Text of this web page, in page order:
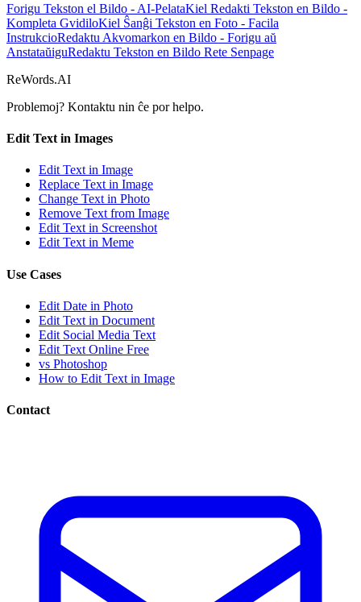
Forigu Tekston el Bildo - AI-PelataKiel Redakti Tekston en Bildo -
Kompleta GvidiloKiel Ŝanĝi Tekston en Foto - Facila
InstrukcioRedaktu Akvomarkon en Bildo - Forigu aŭ
AnstataŭiguRedaktu Tekston en Bildo Rete Senpage
ReWords.AI
Problemoj? Kontaktu nin ĉe por helpo.
Edit Text in Images
Edit Text in Image
Replace Text in Image
Change Text in Photo
Remove Text from Image
Edit Text in Screenshot
Edit Text in Meme
Use Cases
Edit Date in Photo
Edit Text in Document
Edit Social Media Text
Edit Text Online Free
vs Photoshop
How to Edit Text in Image
Contact